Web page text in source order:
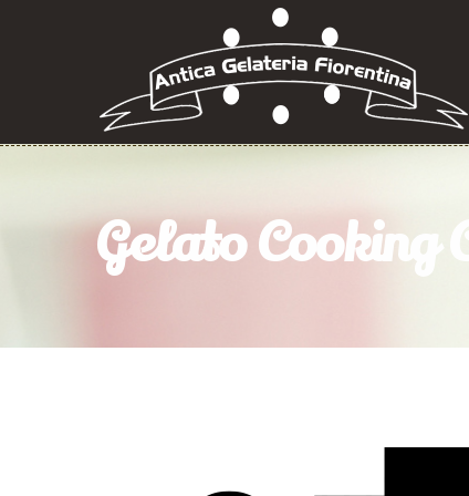
Gelato Cooking